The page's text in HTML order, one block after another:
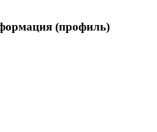
(профиль)